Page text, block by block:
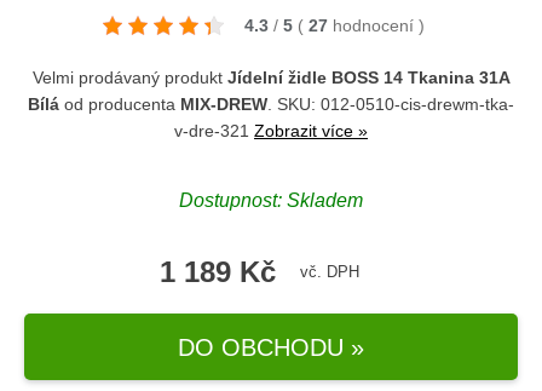
4.3 / 5 ( 27 hodnocení )
Velmi prodávaný produkt Jídelní židle BOSS 14 Tkanina 31A
Bílá od producenta MIX-DREW . SKU: 012-0510-cis-drewm-tka-
v-dre-321 Zobrazit více »
Dostupnost: Skladem
1 189 Kč vč. DPH
DO OBCHODU »